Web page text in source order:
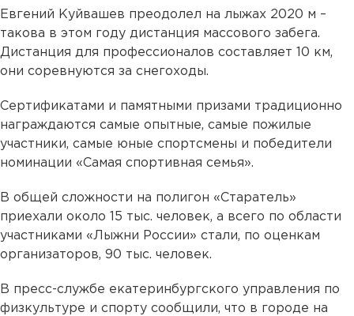
Евгений Куйвашев преодолел на лыжах 2020 м –
такова в этом году дистанция массового забега.
Дистанция для профессионалов составляет 10 км,
они соревнуются за снегоходы.
Сертификатами и памятными призами традиционно
награждаются самые опытные, самые пожилые
участники, самые юные спортсмены и победители
номинации «Самая спортивная семья».
В общей сложности на полигон «Старатель»
приехали около 15 тыс. человек, а всего по области
участниками «Лыжни России» стали, по оценкам
организаторов, 90 тыс. человек.
В пресс-службе екатеринбургского управления по
физкультуре и спорту сообщили, что в городе на